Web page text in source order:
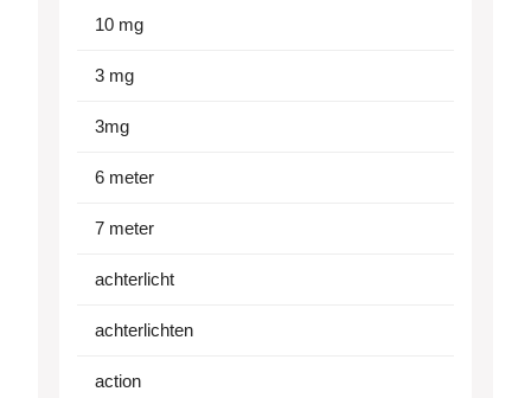
10 mg
3 mg
3mg
6 meter
7 meter
achterlicht
achterlichten
action